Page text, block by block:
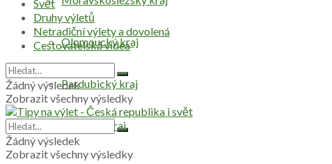
Olomoucký kraj
Pardubický kraj
Plzeňský kraj
Svět
Druhy výletů
Netradiční výlety a dovolená
Cestovatelská videa
Žádný výsledek
Zobrazit všechny výsledky
Žádný výsledek
Zobrazit všechny výsledky